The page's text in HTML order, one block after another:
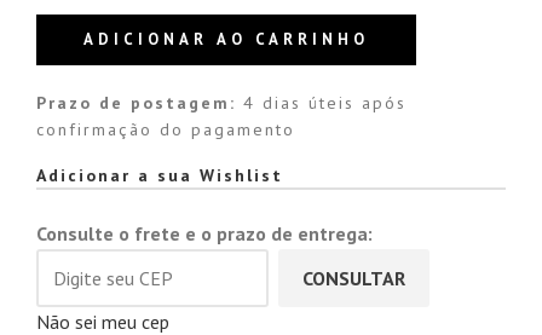
ADICIONAR AO CARRINHO
Prazo de postagem: 4 dias úteis após
confirmação do pagamento
Alternative:
Adicionar a sua Wishlist
Consulte o frete e o prazo de entrega:
CONSULTAR
Não sei meu cep